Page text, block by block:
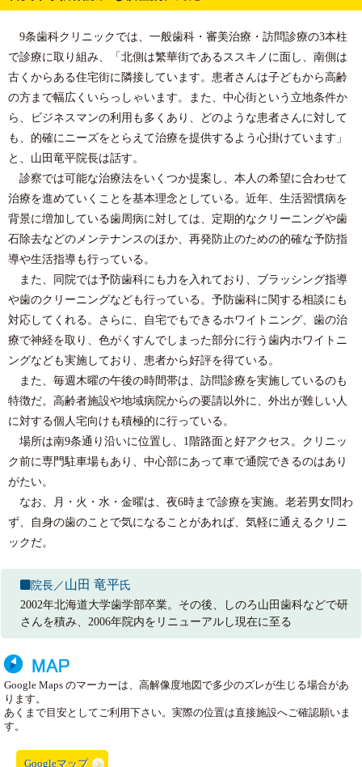
9条歯科クリニックでは、一般歯科・審美治療・訪問診療の3本柱
で診療に取り組み、「北側は繁華街であるススキノに面し、南側は
古くからある住宅街に隣接しています。患者さんは子どもから高齢
の方まで幅広くいらっしゃいます。また、中心街という立地条件か
ら、ビジネスマンの利用も多くあり、どのような患者さんに対して
も、的確にニーズをとらえて治療を提供するよう心掛けています」
と、山田竜平院長は話す。
診察では可能な治療法をいくつか提案し、本人の希望に合わせて
治療を進めていくことを基本理念としている。近年、生活習慣病を
背景に増加している歯周病に対しては、定期的なクリーニングや歯
石除去などのメンテナンスのほか、再発防止のための的確な予防指
導や生活指導も行っている。
また、同院では予防歯科にも力を入れており、ブラッシング指導
や歯のクリーニングなども行っている。予防歯科に関する相談にも
対応してくれる。さらに、自宅でもできるホワイトニング、歯の治
療で神経を取り、色がくすんでしまった部分に行う歯内ホワイトニ
ングなども実施しており、患者から好評を得ている。
また、毎週木曜の午後の時間帯は、訪問診療を実施しているのも
特徴だ。高齢者施設や地域病院からの要請以外に、外出が難しい人
に対する個人宅向けも積極的に行っている。
場所は南9条通り沿いに位置し、1階路面と好アクセス。クリニッ
ク前に専門駐車場もあり、中心部にあって車で通院できるのはあり
がたい。
なお、月・火・水・金曜は、夜6時まで診療を実施。老若男女問わ
ず、自身の歯のことで気になることがあれば、気軽に通えるクリニ
ックだ。
院長／山田 竜平氏
2002年北海道大学歯学部卒業。その後、しのろ山田歯科などで研
さんを積み、2006年院内をリニューアルし現在に至る
Google Maps のマーカーは、高解像度地図で多少のズレが生じる場合があ
ります。
あくまで目安としてご利用下さい。実際の位置は直接施設へご確認願いま
す。
Googleマップ